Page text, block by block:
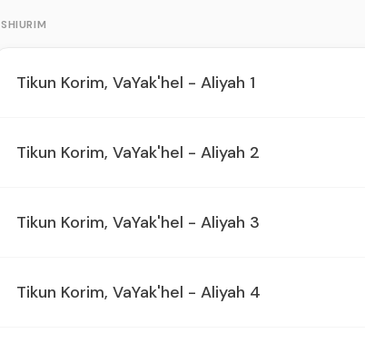
SHIURIM
Tikun Korim, VaYak'hel - Aliyah 1
Tikun Korim, VaYak'hel - Aliyah 2
Tikun Korim, VaYak'hel - Aliyah 3
Tikun Korim, VaYak'hel - Aliyah 4